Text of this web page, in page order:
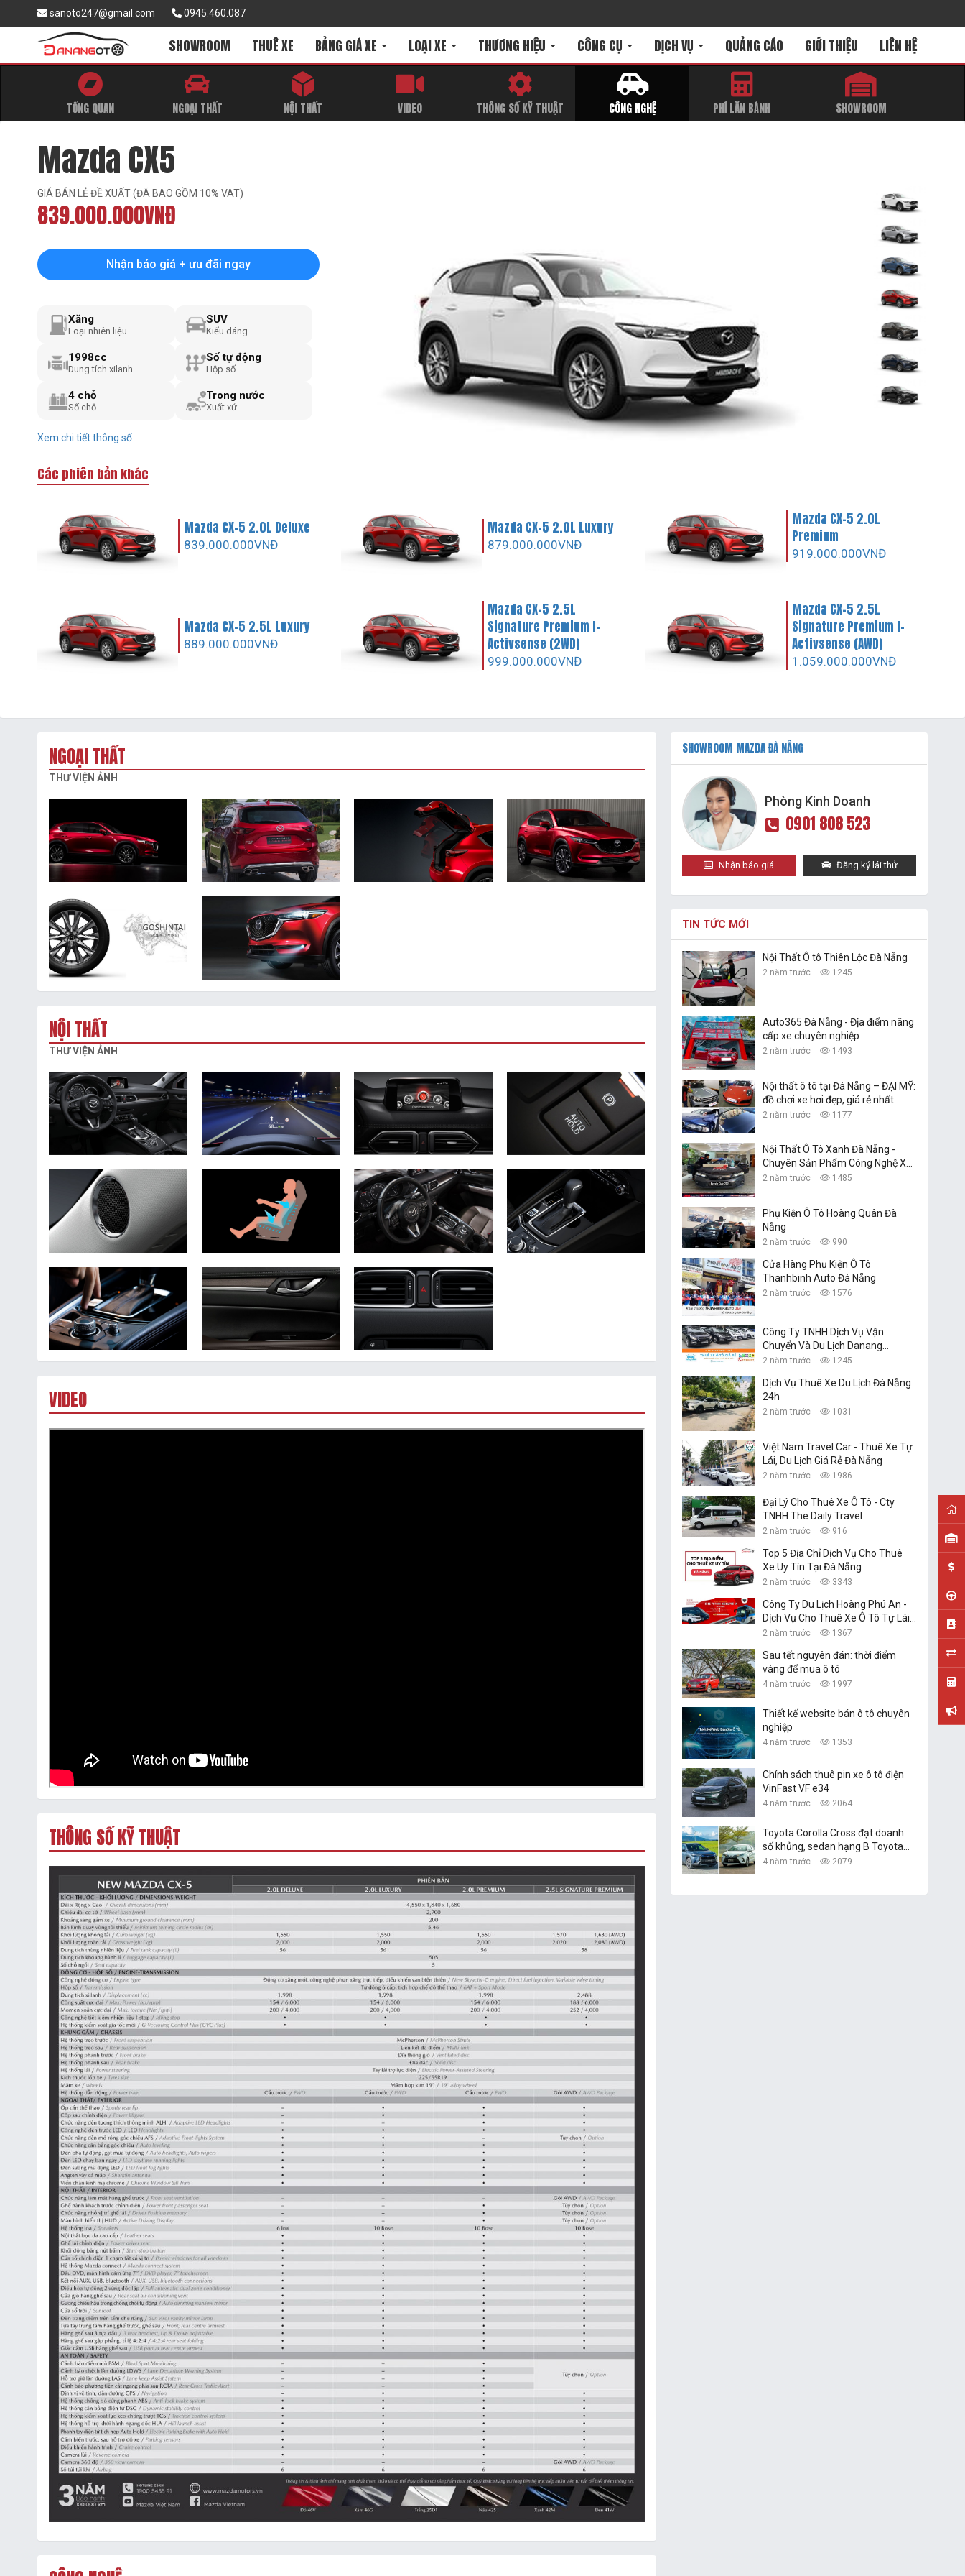
sanoto247@gmail.com 0945.460.087
SHOWROOM THUÊ XE BẢNG GIÁ XE LOẠI XE THƯƠNG HIỆU CÔNG CỤ DỊCH VỤ QUẢNG CÁO GIỚI THIỆU LIÊN HỆ
TỔNG QUAN NGOẠI THẤT NỘI THẤT VIDEO THÔNG SỐ KỸ THUẬT CÔNG NGHỆ PHÍ LĂN BÁNH SHOWROOM
Mazda CX5
GIÁ BÁN LẺ ĐỀ XUẤT (ĐÃ BAO GỒM 10% VAT)
839.000.000VNĐ
Nhận báo giá + ưu đãi ngay
Xăng
Loại nhiên liệu
SUV
Kiểu dáng
1998cc
Dung tích xilanh
Số tự động
Hộp số
4 chỗ
Số chỗ
Trong nước
Xuất xứ
Xem chi tiết thông số
Các phiên bản khác
Mazda CX-5 2.0L Deluxe
839.000.000VNĐ
Mazda CX-5 2.0L Luxury
879.000.000VNĐ
Mazda CX-5 2.0L
Premium
919.000.000VNĐ
Mazda CX-5 2.5L Luxury
889.000.000VNĐ
Mazda CX-5 2.5L
Signature Premium I-
Activsense (2WD)
999.000.000VNĐ
Mazda CX-5 2.5L
Signature Premium I-
Activsense (AWD)
1.059.000.000VNĐ
NGOẠI THẤT
THƯ VIỆN ẢNH
NỘI THẤT
THƯ VIỆN ẢNH
VIDEO
THÔNG SỐ KỸ THUẬT
SHOWROOM MAZDA ĐÀ NẴNG
Phòng Kinh Doanh
0901 808 523
Nhận báo giá Đăng ký lái thử
TIN TỨC MỚI
Nội Thất Ô tô Thiên Lộc Đà Nẵng
2 năm trước 1245
Auto365 Đà Nẵng - Địa điểm nâng
cấp xe chuyên nghiệp
2 năm trước 1493
Nội thất ô tô tại Đà Nẵng – ĐẠI MỸ:
đồ chơi xe hơi đẹp, giá rẻ nhất
2 năm trước 1177
Nội Thất Ô Tô Xanh Đà Nẵng -
Chuyên Sản Phẩm Công Nghệ Xe
Hơi
2 năm trước 1485
Phụ Kiện Ô Tô Hoàng Quân Đà
Nẵng
2 năm trước 990
Cửa Hàng Phụ Kiện Ô Tô
Thanhbinh Auto Đà Nẵng
2 năm trước 1576
Công Ty TNHH Dịch Vụ Vận
Chuyển Và Du Lịch Danang
Transfer
2 năm trước 1245
Dịch Vụ Thuê Xe Du Lịch Đà Nẵng
24h
2 năm trước 1031
Việt Nam Travel Car - Thuê Xe Tự
Lái, Du Lịch Giá Rẻ Đà Nẵng
2 năm trước 1986
Đại Lý Cho Thuê Xe Ô Tô - Cty
TNHH The Daily Travel
2 năm trước 916
Top 5 Địa Chỉ Dịch Vụ Cho Thuê
Xe Uy Tín Tại Đà Nẵng
2 năm trước 3343
Công Ty Du Lịch Hoàng Phú An -
Dịch Vụ Cho Thuê Xe Ô Tô Tự Lái,
Xe Du Lịch Đà Nẵng
2 năm trước 1367
Sau tết nguyên đán: thời điểm
vàng để mua ô tô
4 năm trước 1997
Thiết kế website bán ô tô chuyên
nghiệp
4 năm trước 1353
Chính sách thuê pin xe ô tô điện
VinFast VF e34
4 năm trước 2064
Toyota Corolla Cross đạt doanh
số khủng, sedan hạng B Toyota
Vios vững ngôi vàng
4 năm trước 2079